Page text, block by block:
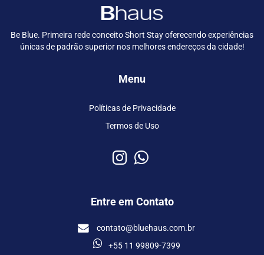
Be Blue. Primeira rede conceito Short Stay oferecendo experiências
únicas de padrão superior nos melhores endereços da cidade!
Menu
Políticas de Privacidade
Termos de Uso
Entre em Contato
contato@bluehaus.com.br
+55 11 99809-7399